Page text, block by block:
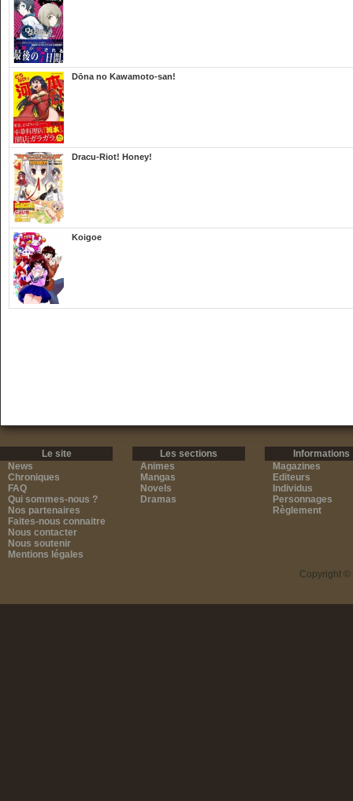
Dōna no Kawamoto-san!
Dracu-Riot! Honey!
Koigoe
Le site
News
Chroniques
FAQ
Qui sommes-nous ?
Nos partenaires
Faites-nous connaitre
Nous contacter
Nous soutenir
Mentions légales
Les sections
Animes
Mangas
Novels
Dramas
Informations
Magazines
Editeurs
Individus
Personnages
Règlement
Copyright ©